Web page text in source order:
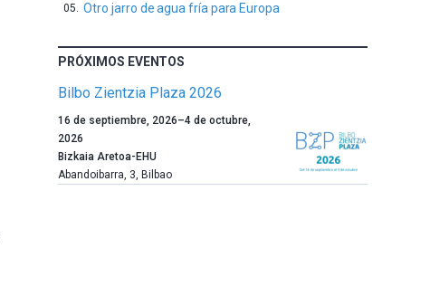
Otro jarro de agua fría para Europa
PRÓXIMOS EVENTOS
Bilbo Zientzia Plaza 2026
Un
año
más,
Bilbao
16 de septiembre, 2026–4 de octubre,
2026
Bizkaia Aretoa-EHU
Abandoibarra, 3, Bilbao